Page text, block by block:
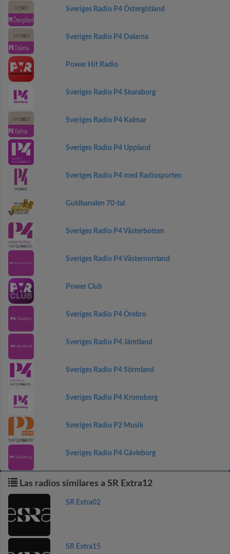
Sveriges Radio P4 Östergötland
Sveriges Radio P4 Dalarna
Power Hit Radio
Sveriges Radio P4 Skaraborg
Sveriges Radio P4 Kalmar
Sveriges Radio P4 Uppland
Sveriges Radio P4 med Radiosporten
Guldkanalen 70-tal
Sveriges Radio P4 Västerbotten
Sveriges Radio P4 Västernorrland
Power Club
Sveriges Radio P4 Örebro
Sveriges Radio P4 Jämtland
Sveriges Radio P4 Sörmland
Sveriges Radio P4 Kronoberg
Sveriges Radio P2 Musik
Sveriges Radio P4 Gävleborg
Las radios similares a SR Extra12
SR Extra02
SR Extra15